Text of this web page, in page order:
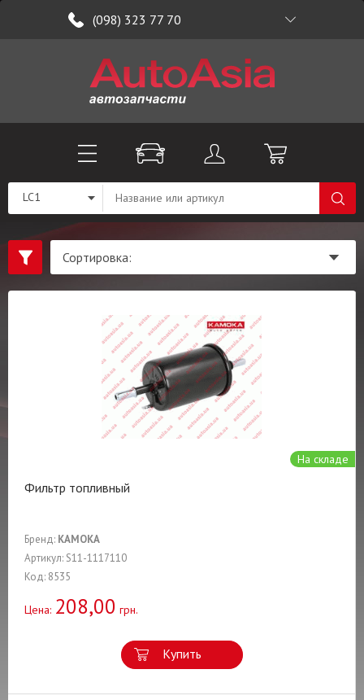
(098) 323 77 70
LC1
На складе
Фильтр топливный
Бренд: KAMOKA
Артикул: S11-1117110
Код: 8535
Цена: 208,00 грн.
Купить